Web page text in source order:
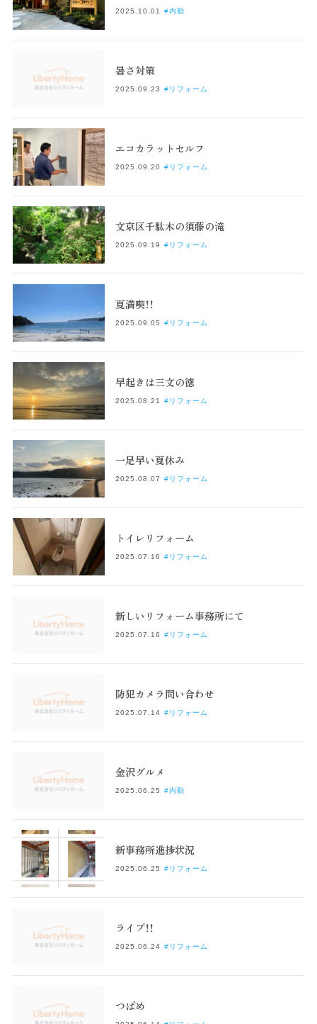
2025.10.01 #内勤
暑さ対策
2025.09.23 #リフォーム
エコカラットセルフ
2025.09.20 #リフォーム
文京区千駄木の須藤の滝
2025.09.19 #リフォーム
夏満喫！！
2025.09.05 #リフォーム
早起きは三文の徳
2025.08.21 #リフォーム
一足早い夏休み
2025.08.07 #リフォーム
トイレリフォーム
2025.07.16 #リフォーム
新しいリフォーム事務所にて
2025.07.16 #リフォーム
防犯カメラ問い合わせ
2025.07.14 #リフォーム
金沢グルメ
2025.06.25 #内勤
新事務所進捗状況
2025.06.25 #リフォーム
ライブ！！
2025.06.24 #リフォーム
つばめ